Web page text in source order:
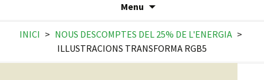
Menu
INICI > NOUS DESCOMPTES DEL 25% DE L'ENERGIA >
ILLUSTRACIONS TRANSFORMA RGB5